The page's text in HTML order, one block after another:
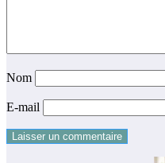
Nom
E-mail